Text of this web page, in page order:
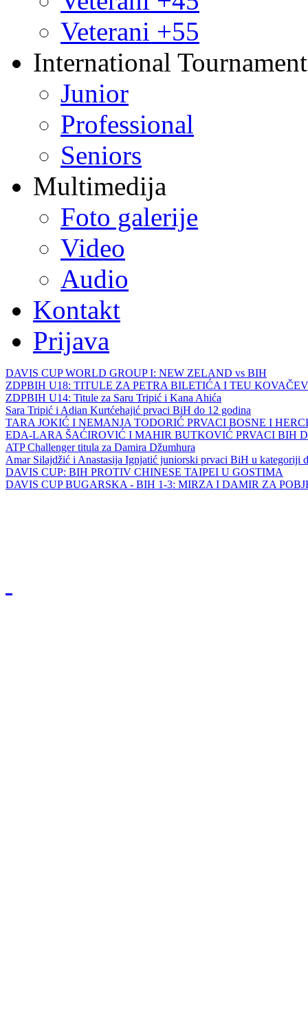
Veterani +55
International
Junior
Professional
Seniors
Multimedija
Foto galerije
Video
Audio
Kontakt
Prijava
DAVIS CUP WORLD GROUP I: NEW ZELAND vs BIH
ZDPBIH U18: TITULE ZA PETRA BILETIĆA I TEU
ZDPBIH U14: Titule za Saru Tripić i Kana Ahića
Sara Tripić i Adian Kurtćehajić prvaci BiH do 12 godina
TARA JOKIĆ I NEMANJA TODORIĆ PRVACI BOSNE I
EDA-LARA ŠAĆIROVIĆ I MAHIR BUTKOVIĆ PRVACI BIH
ATP Challenger titula za Damira Džumhura
Amar Silajdžić i Anastasija Ignjatić juniorski prvaci BiH u kategoriji
DAVIS CUP: BIH PROTIV CHINESE TAIPEI U GOSTIMA
DAVIS CUP BUGARSKA - BIH 1-3: MIRZA I DAMIR ZA